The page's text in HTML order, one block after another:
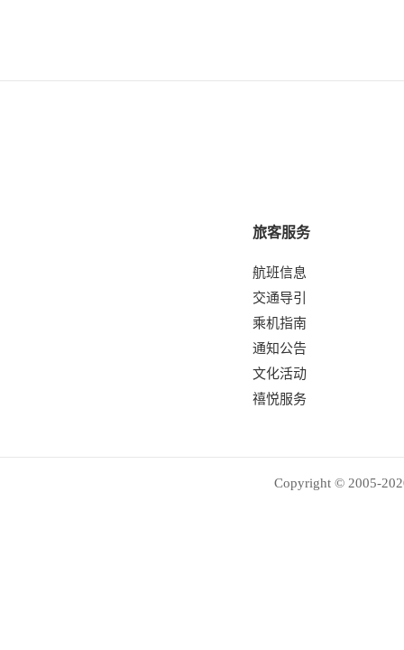
旅客服务
航班信息
交通导引
乘机指南
通知公告
文化活动
禧悦服务
Copyright © 2005-